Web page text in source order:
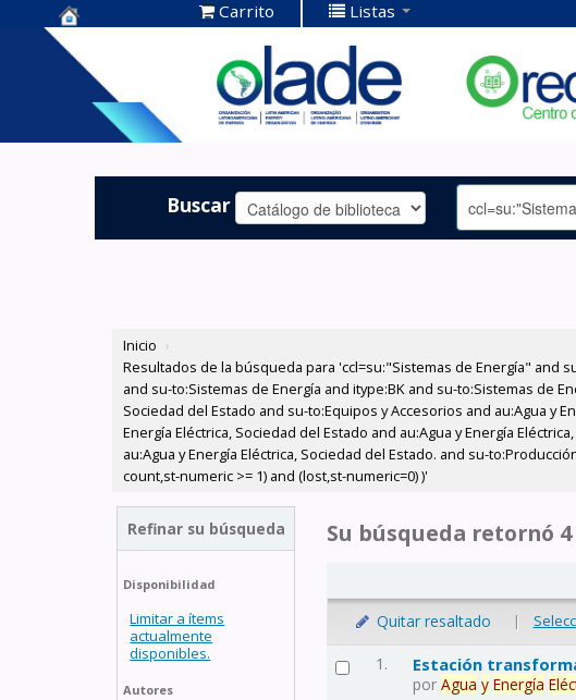
Centro de
Documentación
OLADE -
Carrito Listas
Buscar
Inicio ›
Resultados de la búsqueda para 'ccl=su:"Sistemas de Energía" and
and su-to:Sistemas de Energía and itype:BK and su-to:Sistemas de
Sociedad del Estado and su-to:Equipos y Accesorios and au:Agua y
Energía Eléctrica, Sociedad del Estado and au:Agua y Energía
au:Agua y Energía Eléctrica, Sociedad del Estado. and su-
count,st-numeric >= 1) and (lost,st-numeric=0) )'
Refinar su búsqueda
Disponibilidad
Limitar a ítems
actualmente
disponibles.
Autores
Su búsqueda retornó
Quitar resaltado |
1. Estación
porAgua y Energía